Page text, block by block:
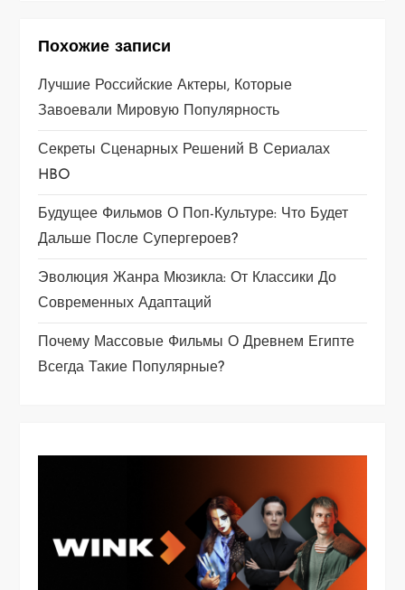
я
п
о
з
а
п
и
с
я
Похожие записи
Лучшие Российские Актеры, Которые
Завоевали Мировую Популярность
Секреты Сценарных Решений В Сериалах
HBO
Будущее Фильмов О Поп-Культуре: Что Будет
Дальше После Супергероев?
Эволюция Жанра Мюзикла: От Классики До
Современных Адаптаций
Почему Массовые Фильмы О Древнем Египте
Всегда Такие Популярные?